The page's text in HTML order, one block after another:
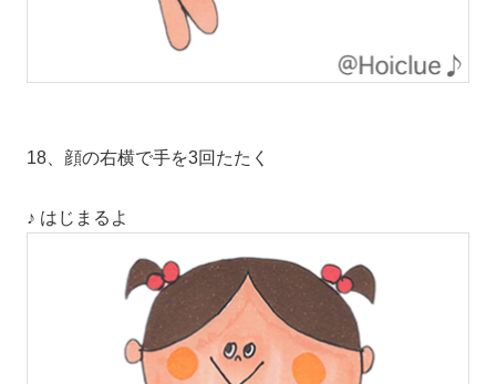
18、顔の右横で手を3回たたく
♪ はじまるよ